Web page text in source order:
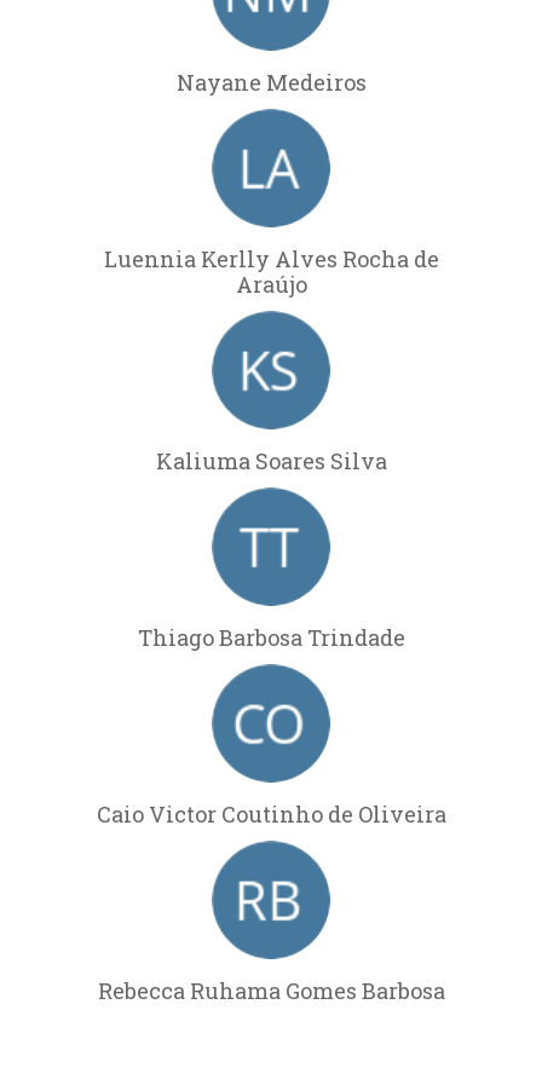
Nayane Medeiros
Luennia Kerlly Alves Rocha de
Araújo
Kaliuma Soares Silva
Thiago Barbosa Trindade
Caio Victor Coutinho de Oliveira
Rebecca Ruhama Gomes Barbosa